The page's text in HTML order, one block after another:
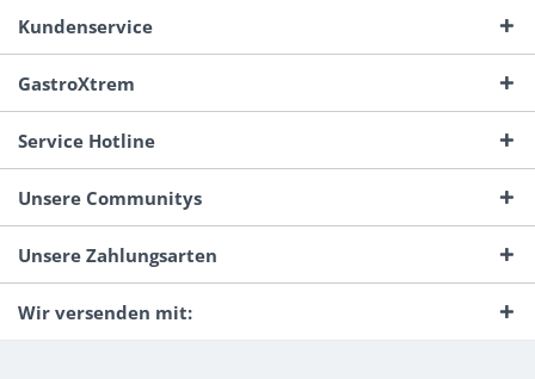
Kundenservice
GastroXtrem
Service Hotline
Unsere Communitys
Unsere Zahlungsarten
Wir versenden mit: